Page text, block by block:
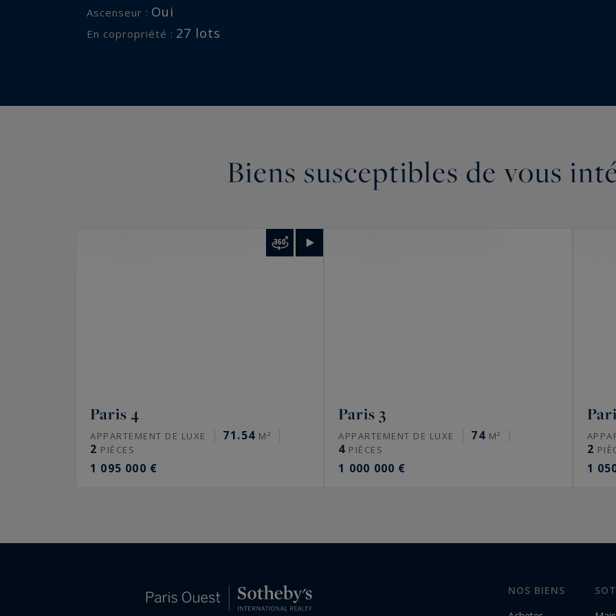
Ascenseur : Oui
En copropriété : 27 lots
Biens susceptibles de vous
Paris 4
APPARTEMENT DE LUXE 71.54 M²
2 PIÈCES
1 095 000 €
Paris 3
APPARTEMENT DE LUXE 74 M²
4 PIÈCES
1 000 000 €
2
1
NOS BIENS